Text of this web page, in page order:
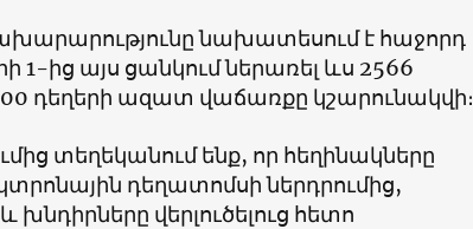
նախատեսում է հաջորդ
1-ից այս ցանկում ներառել ևս 2566
դեղերի ազատ վաճառքը կշարունակվի։
տեղեկանում ենք, որ հեղինակները
դեղատոմսի ներդրումից,
վերլուծելուց հետո